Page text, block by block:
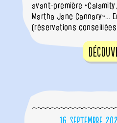
avant-première
Martha Jane Cannary»...
(réservations